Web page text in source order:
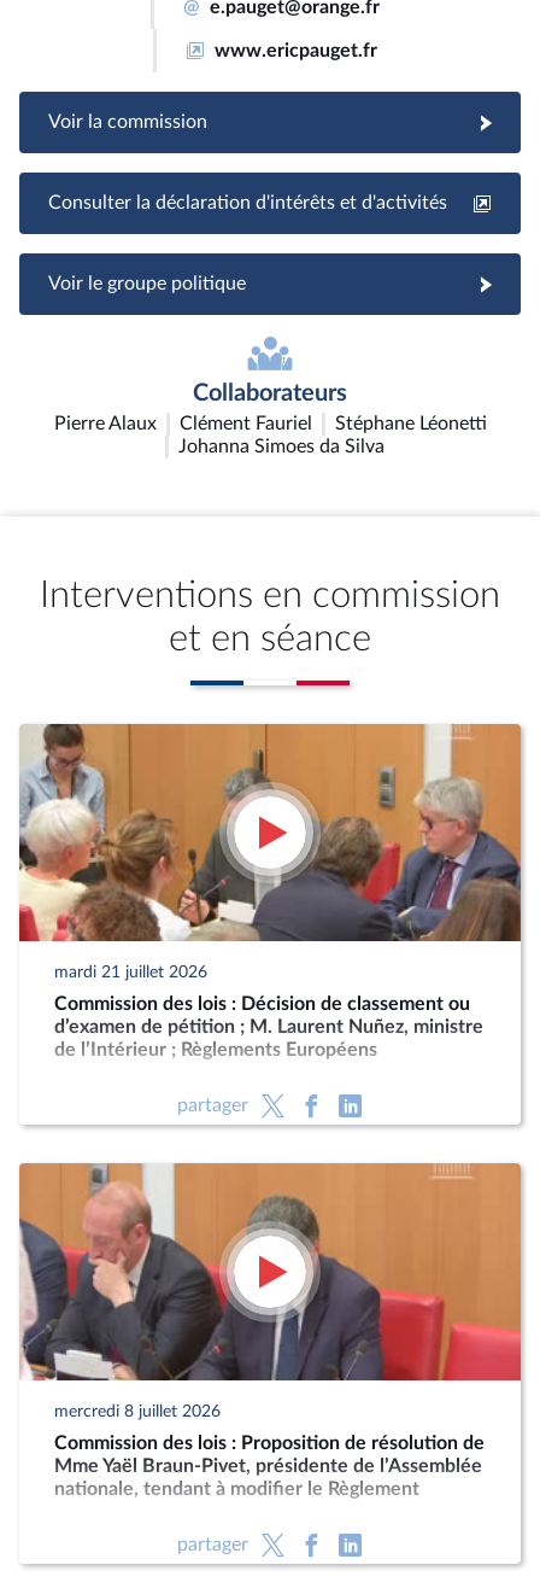
@ e.pauget@orange.fr
www.ericpauget.fr
Voir la commission
Consulter la déclaration d'intérêts et d'activités
Voir le groupe politique
Collaborateurs
Pierre Alaux Clément Fauriel
Stéphane Léonetti
Johanna Simoes da Silva
Interventions en commission
et en séance
mardi 21 juillet 2026
Commission des lois : Décision de classement ou
d’examen de pétition ; M. Laurent Nuñez, ministre
de l’Intérieur ; Règlements Européens
partager
mercredi 8 juillet 2026
Commission des lois : Proposition de résolution de
Mme Yaël Braun-Pivet, présidente de l’Assemblée
nationale, tendant à modifier le Règlement
partager